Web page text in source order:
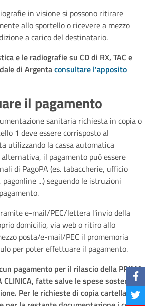
in visione si possono ritirare
allo sportello o ricevere a mezzo
a carico del destinatario.
e le radiografie su CD di RX, TAC e
di Argentaconsultare l'apposito
il pagamento
sanitaria richiesta in copia o
1 deve essere corrisposto al
utilizzando la cassa automatica
il pagamento può essere
di PagoPA (es. tabaccherie, ufficio
...) seguendo le istruzioni
e-mail/PEC/lettera l'invio della
domicilio, via web o ritiro allo
posta/e-mail/PEC il promemoria
per poter effettuare il pagamento.
pagamento per il rilascio della PRIMA
CLINICA, fatte salve le spese sostenute
Per le richieste di copia cartella